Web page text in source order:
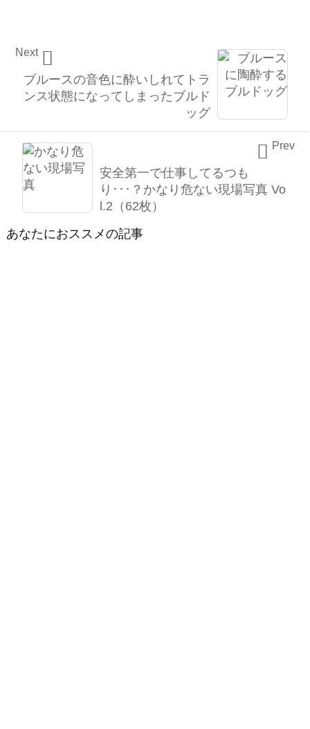
ブルースの音色に酔いしれてトラ
ンス状態になってしまったブルド
ッグ

Next
安全第一で仕事してるつも
り･･･？かなり危ない現場写真 Vo
l.2（62枚）
 Prev
あなたにおススメの記事